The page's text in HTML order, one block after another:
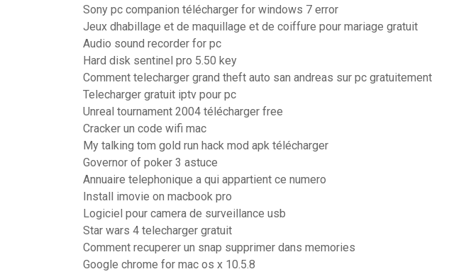
Sony pc companion télécharger for windows 7 error
Jeux dhabillage et de maquillage et de coiffure pour mariage gratuit
Audio sound recorder for pc
Hard disk sentinel pro 5.50 key
Comment telecharger grand theft auto san andreas sur pc gratuitement
Telecharger gratuit iptv pour pc
Unreal tournament 2004 télécharger free
Cracker un code wifi mac
My talking tom gold run hack mod apk télécharger
Governor of poker 3 astuce
Annuaire telephonique a qui appartient ce numero
Install imovie on macbook pro
Logiciel pour camera de surveillance usb
Star wars 4 telecharger gratuit
Comment recuperer un snap supprimer dans memories
Google chrome for mac os x 10.5.8